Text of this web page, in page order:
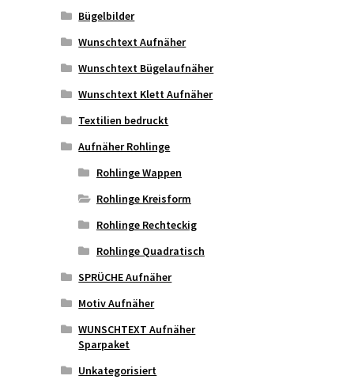
Bügelbilder
Wunschtext Aufnäher
Wunschtext Bügelaufnäher
Wunschtext Klett Aufnäher
Textilien bedruckt
Aufnäher Rohlinge
Rohlinge Wappen
Rohlinge Kreisform
Rohlinge Rechteckig
Rohlinge Quadratisch
SPRÜCHE Aufnäher
Motiv Aufnäher
WUNSCHTEXT Aufnäher
Sparpaket
Unkategorisiert